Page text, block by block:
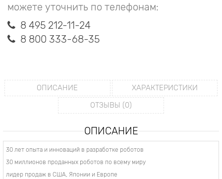
можете уточнить по телефонам:
8 495 212-11-24
8 800 333-68-35
ОПИСАНИЕ
ХАРАКТЕРИСТИКИ
ОТЗЫВЫ (0)
ОПИСАНИЕ
30 лет опыта и инноваций в разработке роботов
30 миллионов проданных роботов по всему миру
лидер продаж в США, Японии и Европе